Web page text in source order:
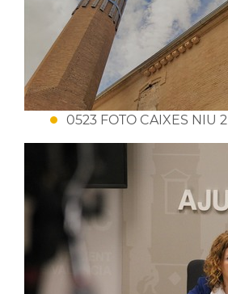
0523 FOTO CAIXES NIU 2